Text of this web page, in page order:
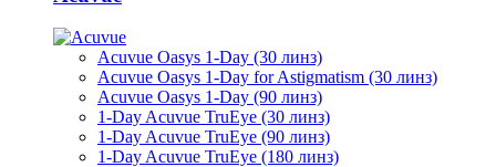
Acuvue Oasys 1-Day (30 линз)
Acuvue Oasys 1-Day for Astigmatism (30 линз)
Acuvue Oasys 1-Day (90 линз)
1-Day Acuvue TruEye (30 линз)
1-Day Acuvue TruEye (90 линз)
1-Day Acuvue TruEye (180 линз)